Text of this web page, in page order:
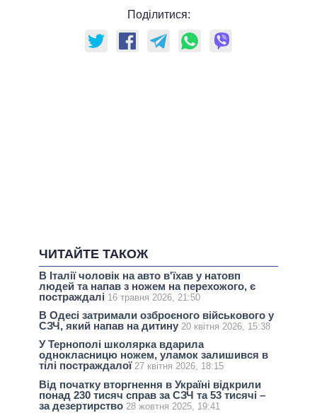
Поділитися:
ЧИТАЙТЕ ТАКОЖ
В Італії чоловік на авто в'їхав у натовп
людей та напав з ножем на перехожого, є
постраждалі 16 травня 2026, 21:50
В Одесі затримали озброєного військового у
СЗЧ, який напав на дитину 20 квітня 2026, 15:38
У Тернополі школярка вдарила
однокласницю ножем, уламок залишився в
тілі постраждалої 27 квітня 2026, 18:15
Від початку вторгнення в Україні відкрили
понад 230 тисяч справ за СЗЧ та 53 тисячі –
за дезертирство 28 жовтня 2025, 19:41